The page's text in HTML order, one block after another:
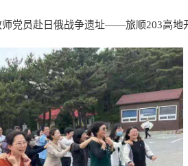
党员赴日俄战争遗址——旅顺203高地